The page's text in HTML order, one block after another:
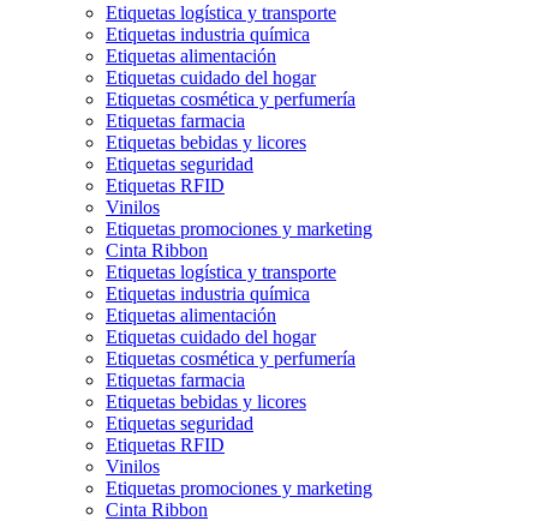
Etiquetas logística y transporte
Etiquetas industria química
Etiquetas alimentación
Etiquetas cuidado del hogar
Etiquetas cosmética y perfumería
Etiquetas farmacia
Etiquetas bebidas y licores
Etiquetas seguridad
Etiquetas RFID
Vinilos
Etiquetas promociones y marketing
Cinta Ribbon
Etiquetas logística y transporte
Etiquetas industria química
Etiquetas alimentación
Etiquetas cuidado del hogar
Etiquetas cosmética y perfumería
Etiquetas farmacia
Etiquetas bebidas y licores
Etiquetas seguridad
Etiquetas RFID
Vinilos
Etiquetas promociones y marketing
Cinta Ribbon